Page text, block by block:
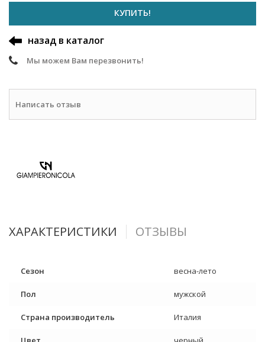
КУПИТЬ!
назад в каталог
Мы можем Вам перезвонить!
Написать отзыв
ХАРАКТЕРИСТИКИ ОТЗЫВЫ
Сезон весна-лето
Пол мужской
Страна производитель Италия